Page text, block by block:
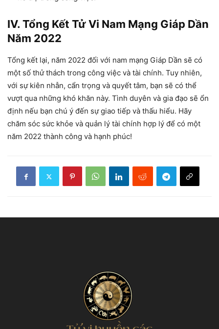
IV. Tổng Kết Tử Vi Nam Mạng Giáp Dần
Năm 2022
Tổng kết lại, năm 2022 đối với nam mạng Giáp Dần sẽ có
một số thử thách trong công việc và tài chính. Tuy nhiên,
với sự kiên nhẫn, cẩn trọng và quyết tâm, bạn sẽ có thể
vượt qua những khó khăn này. Tình duyên và gia đạo sẽ ổn
định nếu bạn chú ý đến sự giao tiếp và thấu hiểu. Hãy
chăm sóc sức khỏe và quản lý tài chính hợp lý để có một
năm 2022 thành công và hạnh phúc!